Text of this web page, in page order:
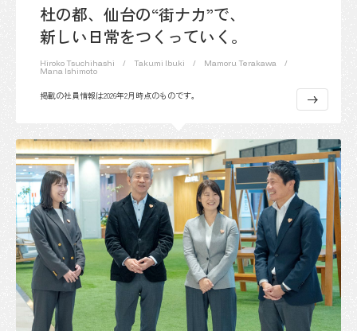
杜の都、仙台の“街ナカ”で、
新しい日常をつくっていく。
Hiroko Tsuchihashi Takumi Ibuki Mamoru Terakawa
Mana Ishimoto
掲載の社員情報は2026年2月時点のものです。